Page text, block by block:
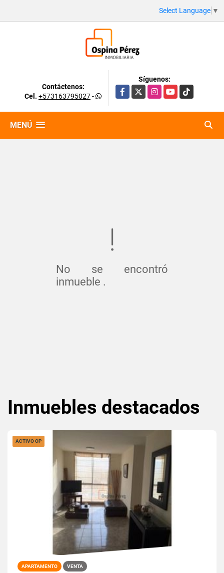
Select Language ▼
Contáctenos:
Cel. +573163795027-
Síguenos:
Facebook
X InstagramYouTubeTikTok
MENÚ
No se encontró
inmueble .
Inmuebles destacados
ACTIVO OP
APARTAMENTO VENTA